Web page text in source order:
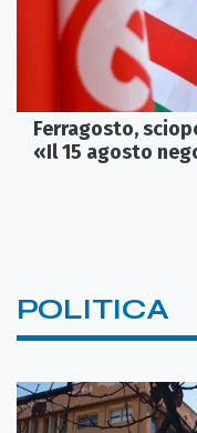
Ferragosto,
«Il 15 agosto
POLITICA